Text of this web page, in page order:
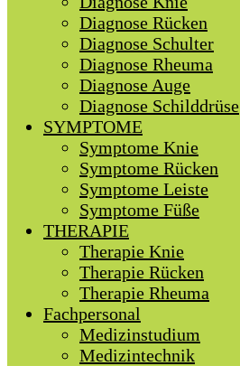
Diagnose Rücken
Diagnose Schulter
Diagnose Rheuma
Diagnose Auge
Diagnose Schilddrüse
SYMPTOME
Symptome Knie
Symptome Rücken
Symptome Leiste
Symptome Füße
THERAPIE
Therapie Knie
Therapie Rücken
Therapie Rheuma
Fachpersonal
Medizinstudium
Medizintechnik